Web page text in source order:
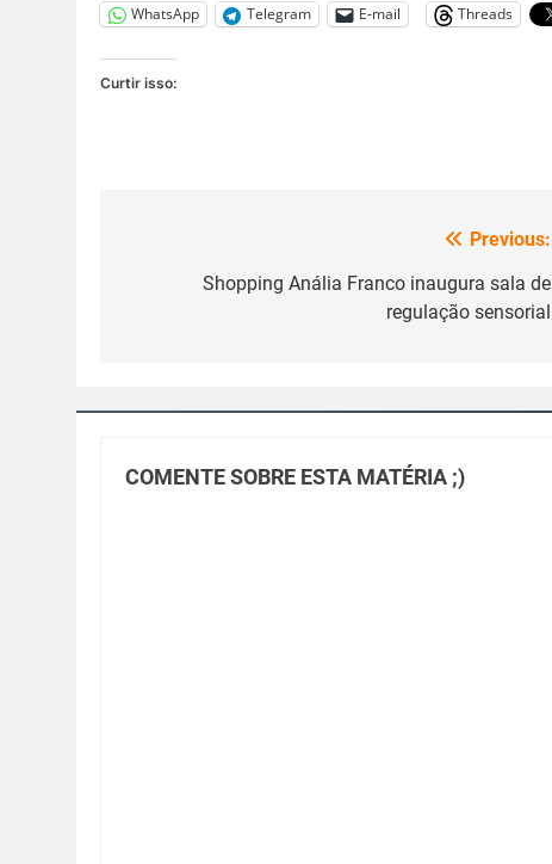
WhatsApp Telegram E-mail Threads
Curtir isso:
Previous:
Shopping Anália Franco inaugura sala de
regulação sensorial
COMENTE SOBRE ESTA MATÉRIA ;)